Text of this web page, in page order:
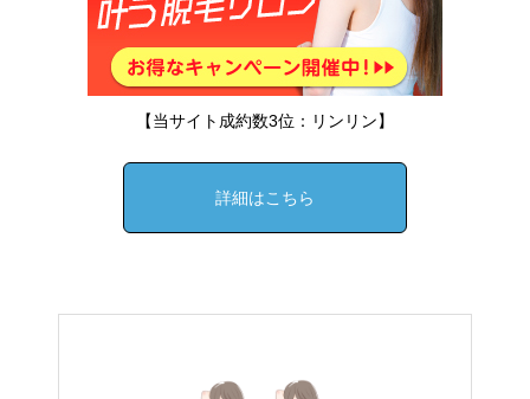
【当サイト成約数3位：リンリン】
詳細はこちら